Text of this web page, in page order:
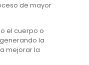
de mayor
el cuerpo o
la
mejorar la